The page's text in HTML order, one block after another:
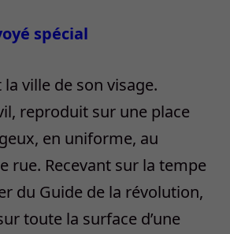
spécial
ville de son visage.
reproduit sur une place
en uniforme, au
rue. Recevant sur la tempe
du Guide de la révolution,
toute la surface d’une